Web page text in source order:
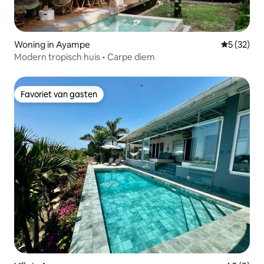
Woning in Ayampe
5 (32)
Modern tropisch huis • Carpe diem
Favoriet van gasten
Favoriet van gasten